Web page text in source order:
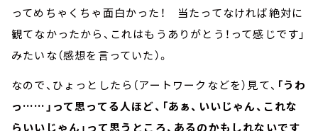
ってめちゃくちゃ面白かった！ 当たってなければ絶対に
観てなかったから、これはもうありがとう！って感じです」
みたいな（感想を言っていた）。
なので、ひょっとしたら（アートワークなどを）見て、 「うわ
っ……」って思ってる人ほど、「あぁ、いいじゃん、これな
らいいじゃん」って思うところ、あるのかもしれないです